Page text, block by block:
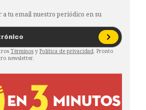
tu email nuestro periódico en su
Términos y Política de privacidad. Pronto
newsletter.